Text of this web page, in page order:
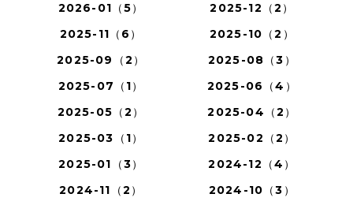
2026-01（5）
2025-12（2）
2025-11（6）
2025-10（2）
2025-09（2）
2025-08（3）
2025-07（1）
2025-06（4）
2025-05（2）
2025-04（2）
2025-03（1）
2025-02（2）
2025-01（3）
2024-12（4）
2024-11（2）
2024-10（3）